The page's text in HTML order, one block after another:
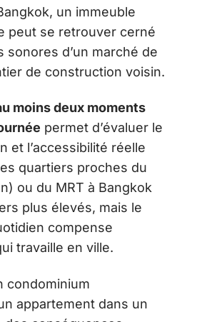
un immeuble
peut se retrouver cerné
sonores d’un marché de
de construction voisin.
moins deux moments
permet d’évaluer le
et l’accessibilité réelle
quartiers proches du
ou du MRT à Bangkok
plus élevés, mais le
compense
travaille en ville.
condominium
appartement dans un